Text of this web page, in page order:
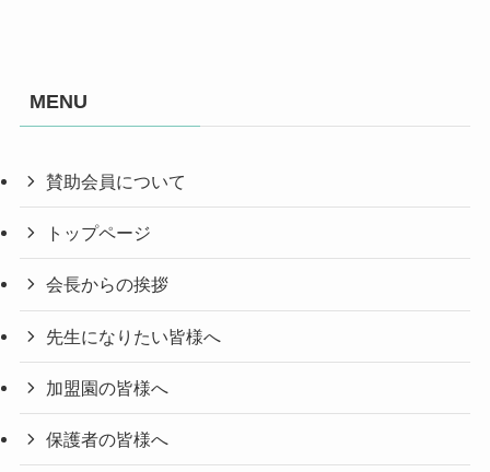
MENU
賛助会員について
トップページ
会長からの挨拶
先生になりたい皆様へ
加盟園の皆様へ
保護者の皆様へ